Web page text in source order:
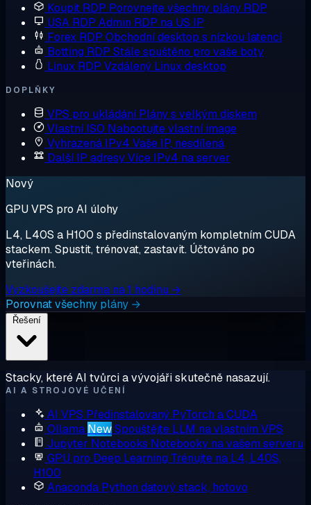
Koupit RDP Porovnejte všechny plány RDP
USA RDP Admin RDP na US IP
Forex RDP Obchodní desktop s nízkou latencí
Botting RDP Stále spuštěno pro vaše boty
Linux RDP Vzdálený Linux desktop
DOPLŇKY
VPS pro ukládání Plány s velkým diskem
Vlastní ISO Nabootujte vlastní image
Vyhrazená IPv4 Vaše IP, nesdílená
Další IP adresyVíce IPv4 na server
Nový
GPU VPS pro AI úlohy
L4, L40S a H100 s předinstalovaným kompletním CUDA
stackem. Spustit, trénovat, zastavit. Účtováno po
vteřinách.
Vyzkoušejte zdarma na 1 hodinu →
Porovnat všechny plány →
Stacky, které AI tvůrci a vývojáři skutečně nasazují.
AI A STROJOVÉ UČENÍ
AI VPS Předinstalovaný PyTorch a CUDA
Ollama NewSpouštějte LLM na vlastním VPS
Jupyter Notebooks Notebooky na vašem serveru
GPU pro Deep Learning Trénujte na L4, L40S,
H100
Anaconda Python datový stack, hotovo